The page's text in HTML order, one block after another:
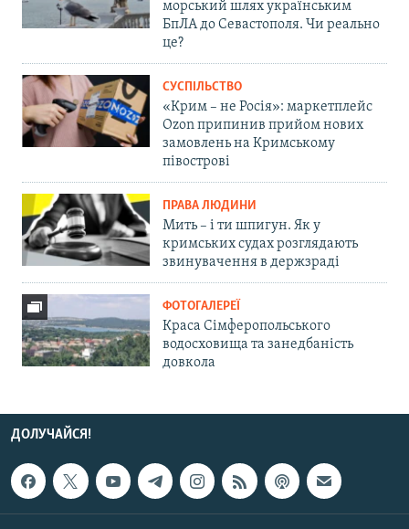
морський шлях українським
БпЛА до Севастополя. Чи реально
це?
СУСПІЛЬСТВО
«Крим – не Росія»: маркетплейс
Ozon припинив прийом нових
замовлень на Кримському
півострові
ПРАВА ЛЮДИНИ
Мить – і ти шпигун. Як у
кримських судах розглядають
звинувачення в держзраді
ФОТОГАЛЕРЕЇ
Краса Сімферопольського
водосховища та занедбаність
довкола
ДОЛУЧАЙСЯ!